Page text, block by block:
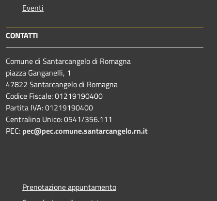
Eventi
CONTATTI
Comune di Santarcangelo di Romagna
piazza Ganganelli, 1
47822 Santarcangelo di Romagna
Codice Fiscale: 01219190400
Partita IVA: 01219190400
Centralino Unico: 0541/356.111
PEC: pec@pec.comune.santarcangelo.rn.it
Prenotazione appuntamento